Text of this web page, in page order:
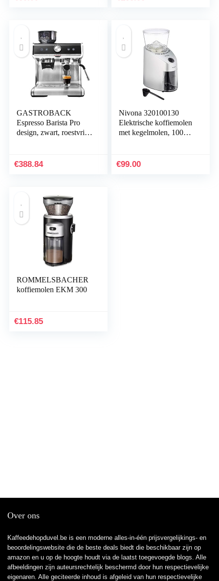
GASTROBACK
Espresso Barista Pro
design, zwart, roestvrij
€388.84
Nivona 320100130
Elektrische koffiemolen
met kegelmolen, 100
€99.00
ROMMELSBACHER
koffiemolen EKM 300
€115.85
Over ons
Kaffeedehopduvel.be is een moderne alles-in-één prijsvergelijkings- en
beoordelingswebsite die de beste deals biedt die beschikbaar zijn op
amazon en u op de hoogte houdt via de laatst toegevoegde blogs. Alle
afbeeldingen zijn auteursrechtelijk beschermd door hun respectievelijke
eigenaren. Alle geciteerde inhoud is afgeleid van hun respectievelijke